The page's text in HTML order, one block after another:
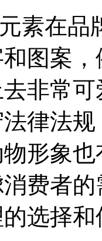
素在
图案
非常
律法
形象
费者
选择